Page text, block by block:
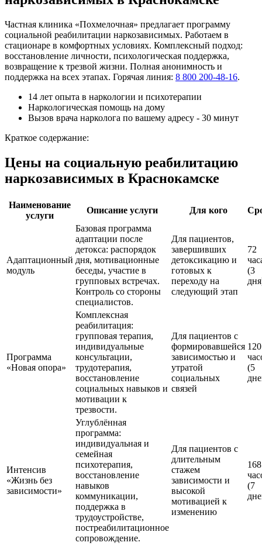
Частная клиника «Похмелочная» предлагает программу
социальной реабилитации наркозависимых. Работаем в
стационаре в комфортных условиях. Комплексный подход:
восстановление личности, психологическая поддержка,
возвращение к трезвой жизни. Полная анонимность и
поддержка на всех этапах. Горячая линия: 8 800 200-48-16.
14 лет опыта в наркологии и психотерапии
Наркологическая помощь на дому
Вызов врача нарколога по вашему адресу - 30 минут
Краткое содержание:
Цены на социальную реабилитацию
наркозависимых в Краснокамске
Наименование
услуги
Описание услуги Для кого
Адаптационный
модуль
Базовая программа
адаптации после
детокса: распорядок
дня, мотивационные
беседы, участие в
групповых встречах.
Контроль со стороны
специалистов.
Для пациентов,
завершивших
детоксикацию и
готовых к
переходу на
следующий этап
72
(3
Программа
«Новая опора»
Комплексная
реабилитация:
групповая терапия,
индивидуальные
консультации,
трудотерапия,
восстановление
социальных навыков и
мотивации к
трезвости.
Для пациентов с
формировавшейся
зависимостью и
утратой
социальных
связей
120
(5
Интенсив
«Жизнь без
зависимости»
Углублённая
программа:
индивидуальная и
семейная
психотерапия,
восстановление
навыков
коммуникации,
поддержка в
трудоустройстве,
постреабилитационное
сопровождение.
Для пациентов с
длительным
стажем
зависимости и
высокой
мотивацией к
изменению
168
(7